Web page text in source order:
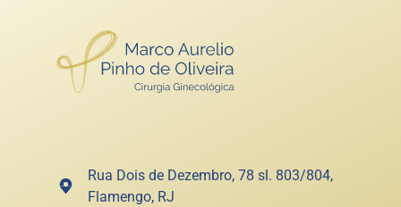
Rua Dois de Dezembro, 78 sl. 803/804,
Flamengo, RJ